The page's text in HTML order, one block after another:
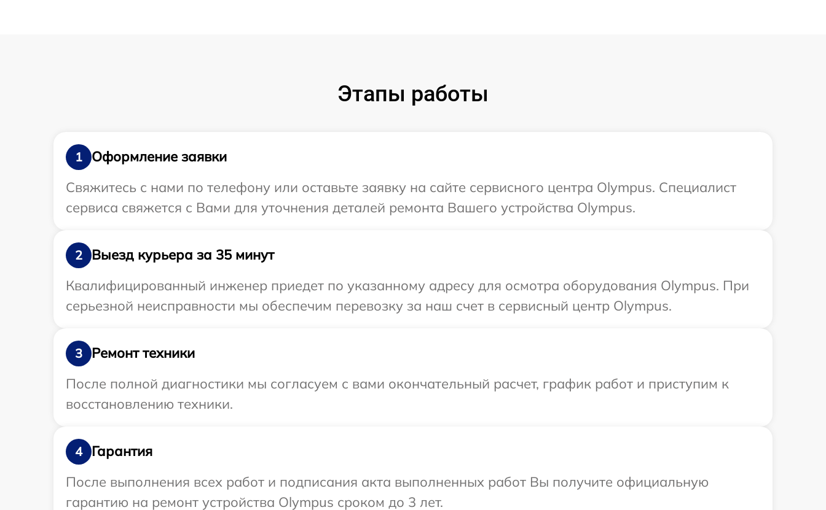
Этапы работы
1
Оформление заявки
Свяжитесь с нами по телефону или оставьте заявку на сайте сервисного центра Olympus. Специалист
сервиса свяжется с Вами для уточнения деталей ремонта Вашего устройства Olympus.
2
Выезд курьера за 35 минут
Квалифицированный инженер приедет по указанному адресу для осмотра оборудования Olympus. При
серьезной неисправности мы обеспечим перевозку за наш счет в сервисный центр Olympus.
3
Ремонт техники
После полной диагностики мы согласуем с вами окончательный расчет, график работ и приступим к
восстановлению техники.
4
Гарантия
После выполнения всех работ и подписания акта выполненных работ Вы получите официальную
гарантию на ремонт устройства Olympus сроком до 3 лет.